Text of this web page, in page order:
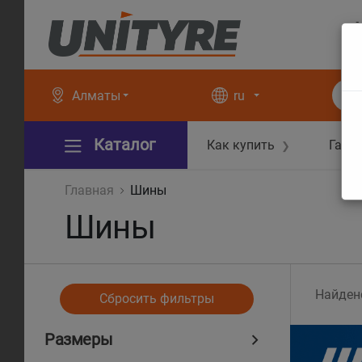
Алматы ru
Каталог Как купить ❯
Главная Шины
Шины
Сбросить фильтры
Размеры